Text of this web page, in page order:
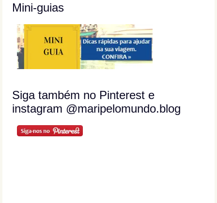
Mini-guias
Siga também no Pinterest e
instagram @maripelomundo.blog